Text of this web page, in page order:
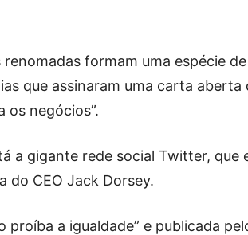
formam uma espécie
que assinaram uma carta
os negócios”.
a gigante rede social Twitter, que
do CEO Jack Dorsey.
proíba a igualdade” e publicada